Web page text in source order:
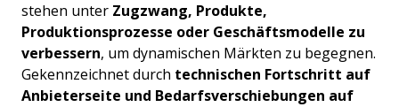
stehen unter Zugzwang, Produkte,
Produktionsprozesse oder Geschäftsmodelle zu
verbessern, um dynamischen Märkten zu begegnen.
Gekennzeichnet durch technischen Fortschritt auf
Anbieterseite und Bedarfsverschiebungen auf